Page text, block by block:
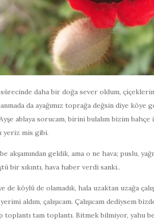
daha bir doğa sever oldum,
da ayağımız toprağa değsin diye
ablaya sorucam, birini bulalım bizim bahçe
yeriz mis gibi.
akşamından geldik, ama o ne hava; puslu,
bir sıkıntı, hava haber verdi sanki..
de köylü de olamadık, hala uzaktan uzağa
aldım, çalışıcam. Çalışıcam dediysem
toplantı tam toplantı. Bitmek bilmiyor, yahu